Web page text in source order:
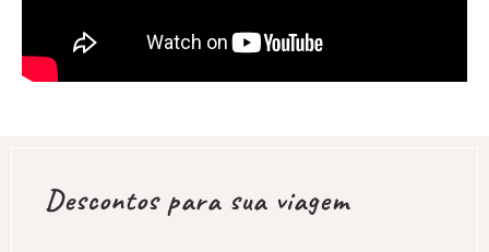
Descontos para sua viagem